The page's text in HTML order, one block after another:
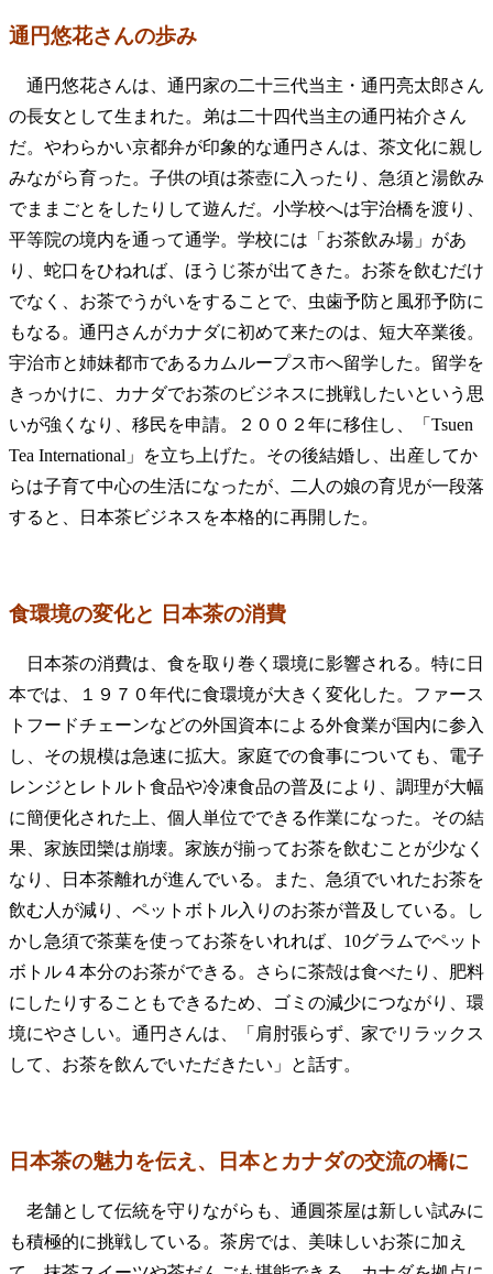
通円悠花さんの歩み
通円悠花さんは、通円家の二十三代当主・通円亮太郎さん
の長女として生まれた。弟は二十四代当主の通円祐介さん
だ。やわらかい京都弁が印象的な通円さんは、茶文化に親し
みながら育った。子供の頃は茶壺に入ったり、急須と湯飲み
でままごとをしたりして遊んだ。小学校へは宇治橋を渡り、
平等院の境内を通って通学。学校には「お茶飲み場」があ
り、蛇口をひねれば、ほうじ茶が出てきた。お茶を飲むだけ
でなく、お茶でうがいをすることで、虫歯予防と風邪予防に
もなる。通円さんがカナダに初めて来たのは、短大卒業後。
宇治市と姉妹都市であるカムループス市へ留学した。留学を
きっかけに、カナダでお茶のビジネスに挑戦したいという思
いが強くなり、移民を申請。２００２年に移住し、「Tsuen
Tea International」を立ち上げた。その後結婚し、出産してか
らは子育て中心の生活になったが、二人の娘の育児が一段落
すると、日本茶ビジネスを本格的に再開した。
食環境の変化と 日本茶の消費
日本茶の消費は、食を取り巻く環境に影響される。特に日
本では、１９７０年代に食環境が大きく変化した。ファース
トフードチェーンなどの外国資本による外食業が国内に参入
し、その規模は急速に拡大。家庭での食事についても、電子
レンジとレトルト食品や冷凍食品の普及により、調理が大幅
に簡便化された上、個人単位でできる作業になった。その結
果、家族団欒は崩壊。家族が揃ってお茶を飲むことが少なく
なり、日本茶離れが進んでいる。また、急須でいれたお茶を
飲む人が減り、ペットボトル入りのお茶が普及している。し
かし急須で茶葉を使ってお茶をいれれば、10グラムでペット
ボトル４本分のお茶ができる。さらに茶殻は食べたり、肥料
にしたりすることもできるため、ゴミの減少につながり、環
境にやさしい。通円さんは、「肩肘張らず、家でリラックス
して、お茶を飲んでいただきたい」と話す。
日本茶の魅力を伝え、日本とカナダの交流の橋に
老舗として伝統を守りながらも、通圓茶屋は新しい試みに
も積極的に挑戦している。茶房では、美味しいお茶に加え